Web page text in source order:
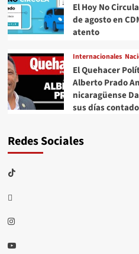
El Hoy No
de agosto en
atento
Internacionales
El Quehacer
Alberto Prado
nicaragüense
sus días
Redes Sociales
TikTok
threads
Instagram
Youtube